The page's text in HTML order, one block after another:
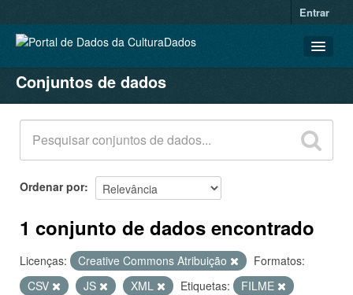
Entrar
CONJUNTOS DE DADOS
ORGANIZAÇÕES
GRUPOS
SOBRE
Conjuntos de dados
Ordenar por
1 conjunto de dados encontrado
Licenças: Creative Commons Atribuição
Formatos:
CSV
JS XML Etiquetas:
FILME